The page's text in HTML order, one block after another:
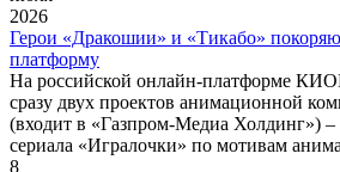
2026
Герои «Дракошии» и «Тикабо»
платформу
На российской онлайн-платформе
сразу двух проектов анимационной
(входит в «Газпром-Медиа Холдинг»)
сериала «Игралочки» по мотивам
8